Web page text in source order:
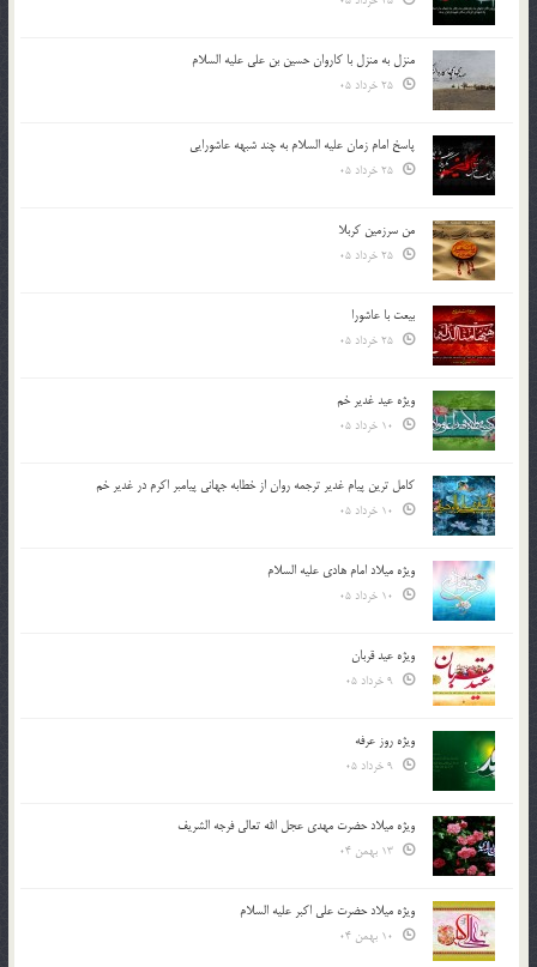
منزل به منزل با کاروان حسین بن علی علیه السلام
پاسخ امام زمان علیه السلام به چند شبهه عاشورایی
من سرزمین کربلا
بیعت با عاشورا
ویژه عید غدیر خم
کامل ترین پیام غدیر ترجمه روان از خطابه جهانی پیامبر اکرم در غدیر خم
ویژه میلاد امام هادی علیه السلام
ویژه عید قربان
ویژه روز عرفه
ویژه میلاد حضرت مهدی عجل الله تعالی فرجه الشريف
ویژه میلاد حضرت علی اکبر علیه السلام